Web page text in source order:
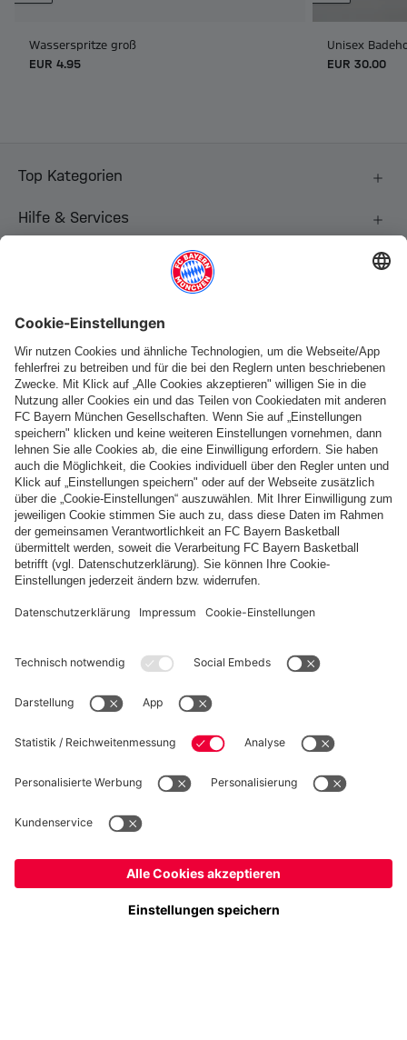
Wasserspritze groß
EUR 4.95
Unisex
EUR 30.00
Top Kategorien
Hilfe & Services
Folge uns
Zahlung & Lieferung
FC Bayern Store App
WIDERRUF
Datenschutz
Cookie Details
Preise inkl. Steuern und Abgaben
© FC Bayern München AG
FC Bayern München AG, Säbener Str. 51-57, 81547 München
Ja,Schweiz, um dorthin zu liefern!
Weltweit, um dorthin zu liefern!